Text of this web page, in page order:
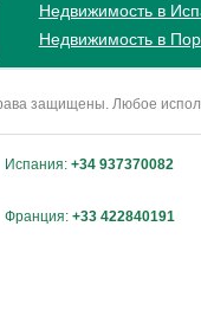
Недвижимость в
Недвижимость в
защищены. Любое
Испания: +34 937370082
Франция: +33 422840191